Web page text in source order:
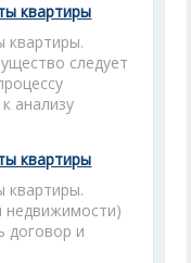
квартиры
квартиры.
следует
анализу
квартиры
квартиры.
недвижимости)
договор и